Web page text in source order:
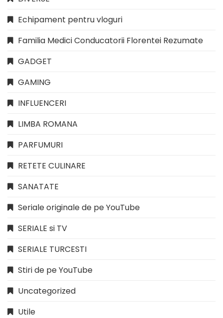
Echipament pentru vloguri
Familia Medici Conducatorii Florentei Rezumate
GADGET
GAMING
INFLUENCERI
LIMBA ROMANA
PARFUMURI
RETETE CULINARE
SANATATE
Seriale originale de pe YouTube
SERIALE si TV
SERIALE TURCESTI
Stiri de pe YouTube
Uncategorized
Utile